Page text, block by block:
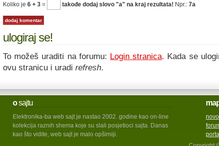
Koliko je 6 + 3 = takođe dodaj slovo "a" na kraj rezultata! Npr.: 7a
ulogiraj se!
To možeš uraditi na forumu: Login stranica. Kada se
ovu stranicu i uradi refresh.
osajtu
Elektronika-ba web sajt je nastao 2002. godine kao on-line
kolekcija raznih shema koje su slali posjetioci sajta. Danas
kao što vidite, web sajt je malo opširniji.